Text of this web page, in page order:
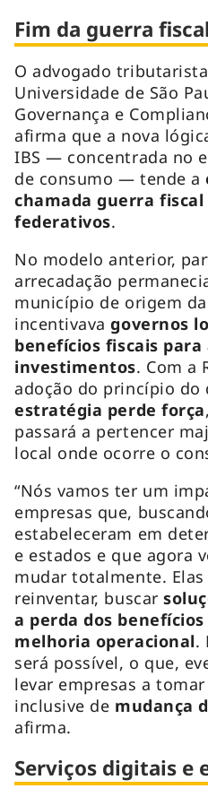
Fim da guerra fiscal
O advogado
Universidade de São
Governança e
afirma que a nova
IBS — concentrada no
de consumo — tende a
chamada guerra
federativos.
No modelo anterior,
arrecadação
município de origem
incentivavagovernos
benefícios fiscais
investimentos. Com a
adoção do princípio do
estratégia perde força
passará a pertencer
local onde ocorre o
“Nós vamos ter um
empresas que,
estabeleceram em
e estados e que agora
mudar totalmente.
reinventar, buscar
a perda dos
melhoria operacional.
será possível, o que,
levar empresas a
inclusive de mudança
afirma.
Serviços digitais e